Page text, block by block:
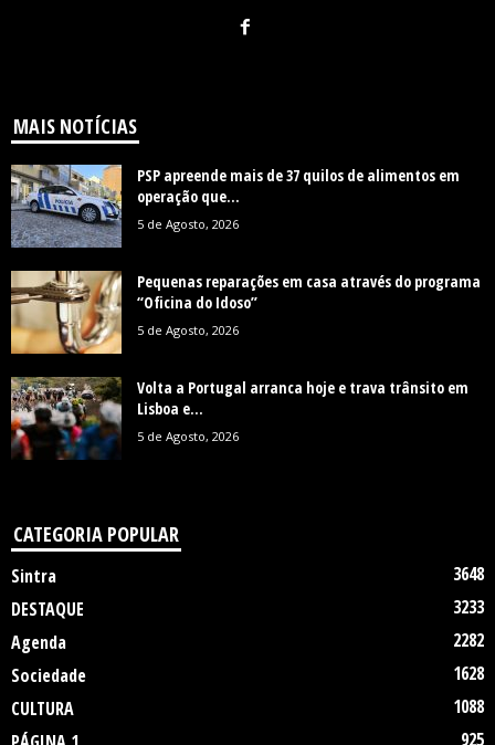
MAIS NOTÍCIAS
PSP apreende mais de 37 quilos de alimentos em
operação que...
5 de Agosto, 2026
Pequenas reparações em casa através do programa
“Oficina do Idoso”
5 de Agosto, 2026
Volta a Portugal arranca hoje e trava trânsito em
Lisboa e...
5 de Agosto, 2026
CATEGORIA POPULAR
Sintra
3648
DESTAQUE
3233
Agenda
2282
Sociedade
1628
CULTURA
1088
925